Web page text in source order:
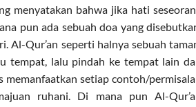
menyatakan bahwa jika hati
pun ada sebuah doa yang
Al-Qur’an seperti halnya sebuah
tempat, lalu pindah ke tempat lain
setiap contoh/
ruhani. Di mana pun Al-